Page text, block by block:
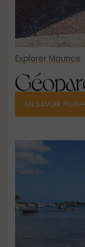
Explorer Maurice
EN SAVOIR PLUS